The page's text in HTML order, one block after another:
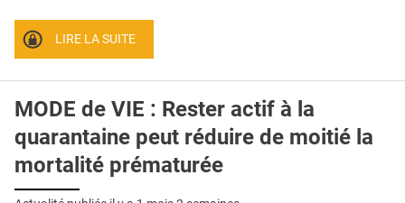
LIRE LA SUITE
MODE de VIE : Rester actif à la
quarantaine peut réduire de moitié la
mortalité prématurée